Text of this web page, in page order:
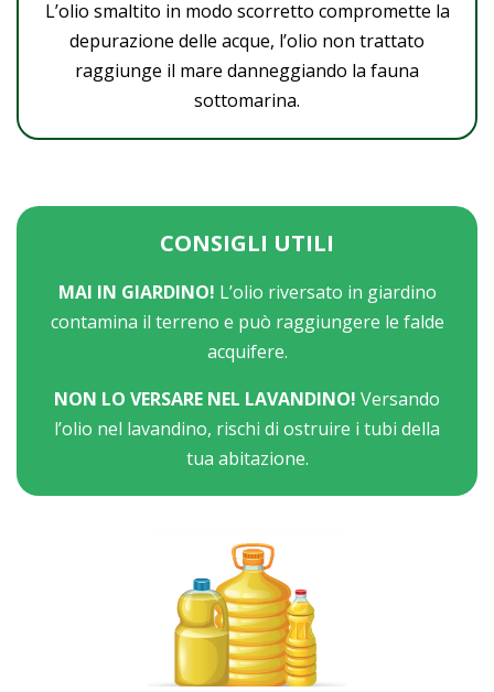
L’olio smaltito in modo scorretto compromette la
depurazione delle acque, l’olio non trattato
raggiunge il mare danneggiando la fauna
sottomarina.
CONSIGLI UTILI
MAI IN GIARDINO! L’olio riversato in giardino
contamina il terreno e può raggiungere le falde
acquifere.
NON LO VERSARE NEL LAVANDINO! Versando
l’olio nel lavandino, rischi di ostruire i tubi della
tua abitazione.